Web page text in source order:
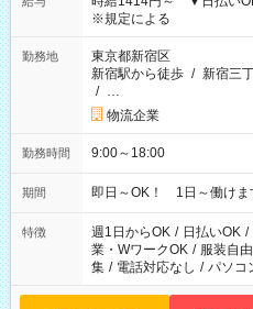
※規定による
勤務地
東京都新宿区
新宿駅から徒歩 / 新宿三
/ …
物流企業
勤務時間 9:00～18:00
期間 即日～OK！ 1日～働けま
特徴 週1日からOK / 日払いOK /
業・WワークOK / 服装自由
集 / 電話対応なし / パソコ